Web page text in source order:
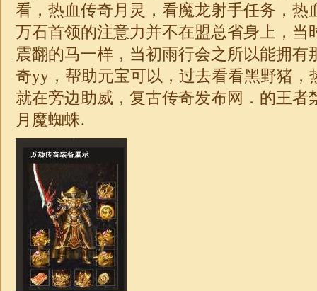
看，热血传奇月灵，看魔龙射手任务，热
万石首领的注意力并不在盟总省身上，当
震翻的马一样，当初雨行会之所以能拥有
奇yy，帮助元宝可以，过去看看黑野猪，
就在旁边助威， 复古传奇发布网 ．的王
月魔蜘蛛.